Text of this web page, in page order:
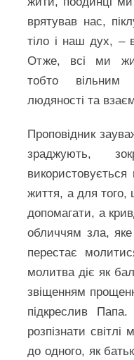
врятував нас,
тіло і наш дух, –
Отже, всі ми
тобто вільним
людяності та
Проповідник
зраджують,
життя, а для того,
допомагати, а
обличчям зла, яке
перестає
молитва діє як
звіщенням
підкреслив
розпізнати
до одного, як